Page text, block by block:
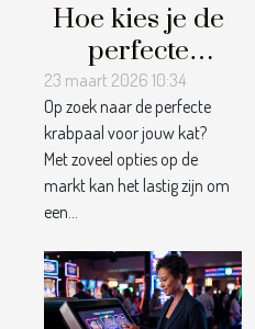
Hoe kies je de
perfecte
krabpaal voor
jouw kat?
23 maart 2026 10:34
Op zoek naar de perfecte
krabpaal voor jouw kat?
Met zoveel opties op de
markt kan het lastig zijn om
een...